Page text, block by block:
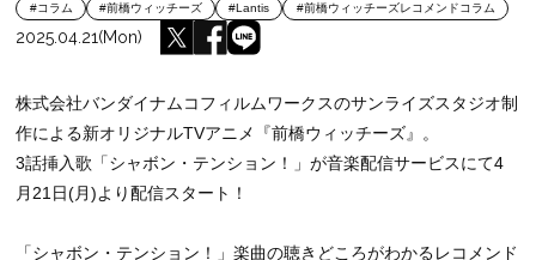
#コラム #前橋ウィッチーズ #Lantis #前橋ウィッチーズレコメンドコラム
2025.04.21(Mon)
株式会社バンダイナムコフィルムワークスのサンライズスタジオ制
作による新オリジナルTVアニメ『前橋ウィッチーズ』。
3話挿入歌「シャボン・テンション！」が音楽配信サービスにて4
月21日(月)より配信スタート！
「シャボン・テンション！」楽曲の聴きどころがわかるレコメンド